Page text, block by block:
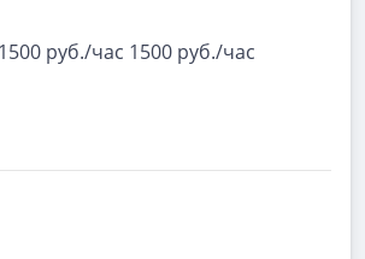
руб./час 1500 руб./час